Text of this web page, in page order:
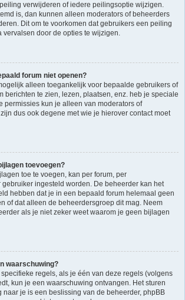
verwijderen of iedere peilingsoptie wijzigen.
is, dan kunnen alleen moderators of beheerders
Dit om te voorkomen dat gebruikers een peiling
vervalsen door de opties te wijzigen.
forum niet openen?
alleen toegankelijk voor bepaalde gebruikers of
berichten te zien, lezen, plaatsen, enz. heb je speciale
permissies kun je alleen van moderators of
dus ook degene met wie je hierover contact moet
toevoegen?
toe te voegen, kan per forum, per
ingesteld worden. De beheerder kan het
hebben dat je in een bepaald forum helemaal geen
of dat alleen de beheerdersgroep dit mag. Neem
als je niet zeker weet waarom je geen bijlagen
waarschuwing?
regels, als je één van deze regels (volgens
kun je een waarschuwing ontvangen. Het sturen
naar je is een beslissing van de beheerder, phpBB